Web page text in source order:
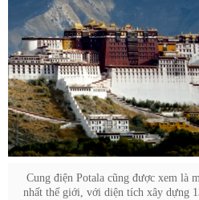
Cung điện Potala cũng được xem là
nhất thế giới, với diện tích xây dựng